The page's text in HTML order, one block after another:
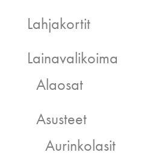
Lahjakortit
Lainavalikoima
Alaosat
Asusteet
Aurinkolasit